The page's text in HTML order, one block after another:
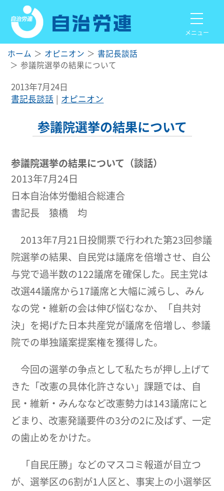
メニュー
ホーム オピニオン
書記長談話
参議院選挙の結果について
2013年7月24日
書記長談話
オピニオン
参議院選挙の結果について
参議院選挙の結果について（談話）
2013年7月24日
日本自治体労働組合総連合
書記長 猿橋 均
2013年7月21日投開票で行われた第23回参議
院選挙の結果、自民党は議席を倍増させ、自公
与党で過半数の122議席を確保した。民主党は
改選44議席から17議席と大幅に減らし、みん
なの党・維新の会は伸び悩むなか、「自共対
決」を掲げた日本共産党が議席を倍増し、参議
院での単独議案提案権を獲得した。
今回の選挙の争点として私たちが押し上げて
きた「改憲の具体化許さない」課題では、自
民・維新・みんななど改憲勢力は143議席にと
どまり、改憲発議要件の3分の2に及ばず、一定
の歯止めをかけた。
「自民圧勝」などのマスコミ報道が目立つ
が、選挙区の6割が1人区と、事実上の小選挙区